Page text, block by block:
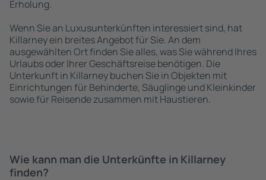
Erholung.
Wenn Sie an Luxusunterkünften interessiert sind, hat
Killarney ein breites Angebot für Sie. An dem
ausgewählten Ort finden Sie alles, was Sie während Ihres
Urlaubs oder Ihrer Geschäftsreise benötigen. Die
Unterkunft in Killarney buchen Sie in Objekten mit
Einrichtungen für Behinderte, Säuglinge und Kleinkinder
sowie für Reisende zusammen mit Haustieren.
Wie kann man die Unterkünfte in Killarney
finden?